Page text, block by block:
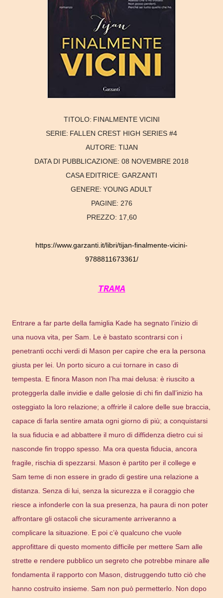
TITOLO: FINALMENTE VICINI
SERIE: FALLEN CREST HIGH SERIES #4
AUTORE: TIJAN
DATA DI PUBBLICAZIONE: 08 NOVEMBRE 2018
CASA EDITRICE: GARZANTI
GENERE: YOUNG ADULT
PAGINE: 276
PREZZO: 17,60
https://www.garzanti.it/libri/tijan-finalmente-vicini-
9788811673361/
TRAMA
Entrare a far parte della famiglia Kade ha segnato l’inizio di
una nuova vita, per Sam. Le è bastato scontrarsi con i
penetranti occhi verdi di Mason per capire che era la persona
giusta per lei. Un porto sicuro a cui tornare in caso di
tempesta. E finora Mason non l’ha mai delusa: è riuscito a
proteggerla dalle invidie e dalle gelosie di chi fin dall’inizio ha
osteggiato la loro relazione; a offrirle il calore delle sue braccia,
capace di farla sentire amata ogni giorno di più; a conquistarsi
la sua fiducia e ad abbattere il muro di diffidenza dietro cui si
nasconde fin troppo spesso. Ma ora questa fiducia, ancora
fragile, rischia di spezzarsi. Mason è partito per il college e
Sam teme di non essere in grado di gestire una relazione a
distanza. Senza di lui, senza la sicurezza e il coraggio che
riesce a infonderle con la sua presenza, ha paura di non poter
affrontare gli ostacoli che sicuramente arriveranno a
complicare la situazione. E poi c’è qualcuno che vuole
approfittare di questo momento difficile per mettere Sam alle
strette e rendere pubblico un segreto che potrebbe minare alle
fondamenta il rapporto con Mason, distruggendo tutto ciò che
hanno costruito insieme. Sam non può permetterlo. Non dopo